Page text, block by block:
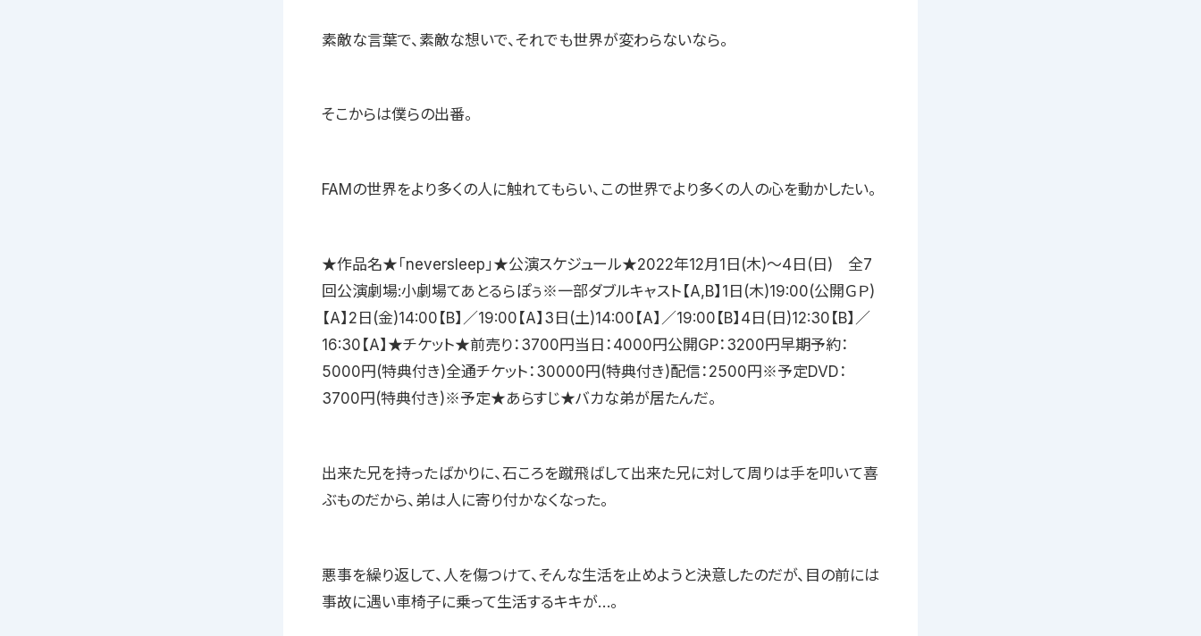
素敵な言葉で、素敵な想いで、それでも世界が変わらないなら。
そこからは僕らの出番。
FAMの世界をより多くの人に触れてもらい、この世界でより多くの人の心を動かしたい。
★作品名★「neversleep」★公演スケジュール★2022年12月1日(木)〜4日(日) 全7
回公演劇場:小劇場てあとるらぽぅ※一部ダブルキャスト【A,B】1日(木)19:00(公開ＧＰ)
【A】2日(金)14:00【B】／19:00【A】3日(土)14:00【A】／19:00【B】4日(日)12:30【B】／
16:30【A】★チケット★前売り：3700円当日：4000円公開GP：3200円早期予約：
5000円(特典付き)全通チケット：30000円(特典付き)配信：2500円※予定DVD：
3700円(特典付き)※予定★あらすじ★バカな弟が居たんだ。
出来た兄を持ったばかりに、石ころを蹴飛ばして出来た兄に対して周りは手を叩いて喜
ぶものだから、弟は人に寄り付かなくなった。
悪事を繰り返して、人を傷つけて、そんな生活を止めようと決意したのだが、目の前には
事故に遇い車椅子に乗って生活するキキが…。